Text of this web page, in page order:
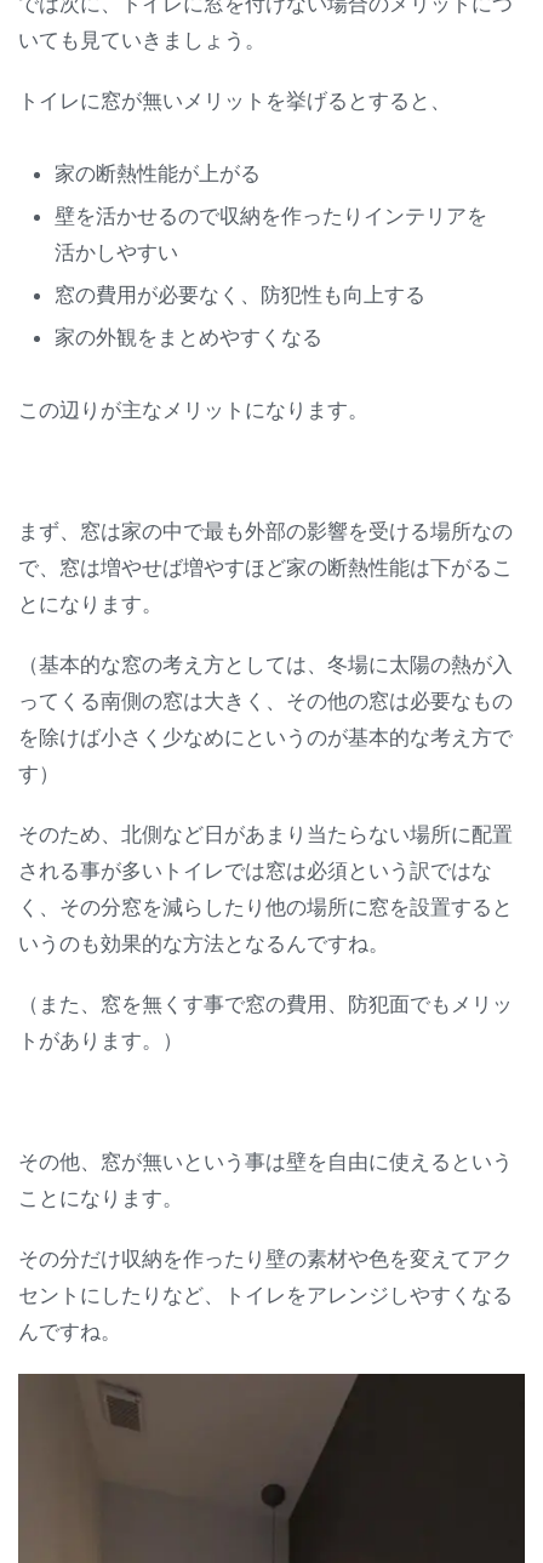
いても見ていきましょう。
トイレに窓が無いメリットを挙げるとすると、
家の断熱性能が上がる
壁を活かせるので収納を作ったりインテリアを
活かしやすい
窓の費用が必要なく、防犯性も向上する
家の外観をまとめやすくなる
この辺りが主なメリットになります。
まず、窓は家の中で最も外部の影響を受ける場所なの
で、窓は増やせば増やすほど家の断熱性能は下がるこ
とになります。
（基本的な窓の考え方としては、冬場に太陽の熱が入
ってくる南側の窓は大きく、その他の窓は必要なもの
を除けば小さく少なめにというのが基本的な考え方で
す）
そのため、北側など日があまり当たらない場所に配置
される事が多いトイレでは窓は必須という訳ではな
く、その分窓を減らしたり他の場所に窓を設置すると
いうのも効果的な方法となるんですね。
（また、窓を無くす事で窓の費用、防犯面でもメリッ
トがあります。）
その他、窓が無いという事は壁を自由に使えるという
ことになります。
その分だけ収納を作ったり壁の素材や色を変えてアク
セントにしたりなど、トイレをアレンジしやすくなる
んですね。